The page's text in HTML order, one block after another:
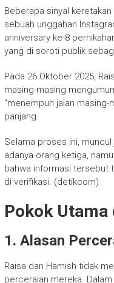
Beberapa sinyal
sebuah unggahan
anniversary ke-8
yang di soroti publik
Pada 26 Oktober 2025,
masing-masing
“menempuh jalan
panjang.
Selama proses ini,
adanya orang ketiga,
bahwa informasi tersebut
di verifikasi. (detikcom)
Pokok
1. Alasan
Raisa dan Hamish tidak
perceraian mereka. Dalam